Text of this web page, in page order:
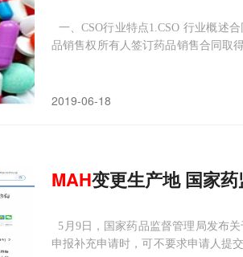
一、CSO行业特点1.CSO 行业概述
品销售权所有人签订药品销售合同取
2019-06-18
MAH变更生产地 国家
5月9日，国家药品监督管理局发布
申报补充申请时，可不要求申请人提